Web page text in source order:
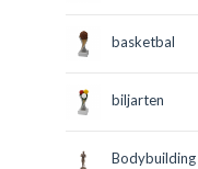
basketbal
biljarten
Bodybuilding